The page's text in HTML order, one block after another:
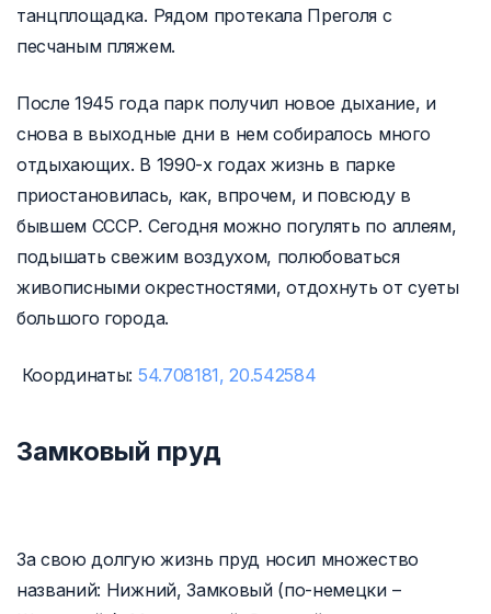
танцплощадка. Рядом протекала Преголя с
песчаным пляжем.
После 1945 года парк получил новое дыхание, и
снова в выходные дни в нем собиралось много
отдыхающих. В 1990-х годах жизнь в парке
приостановилась, как, впрочем, и повсюду в
бывшем СССР. Сегодня можно погулять по аллеям,
подышать свежим воздухом, полюбоваться
живописными окрестностями, отдохнуть от суеты
большого города.
Координаты: 54.708181, 20.542584
Замковый пруд
За свою долгую жизнь пруд носил множество
названий: Нижний, Замковый (по-немецки –